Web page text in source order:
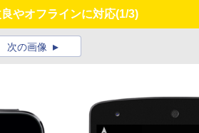
やオフラインに対応(1/3)
次の画像